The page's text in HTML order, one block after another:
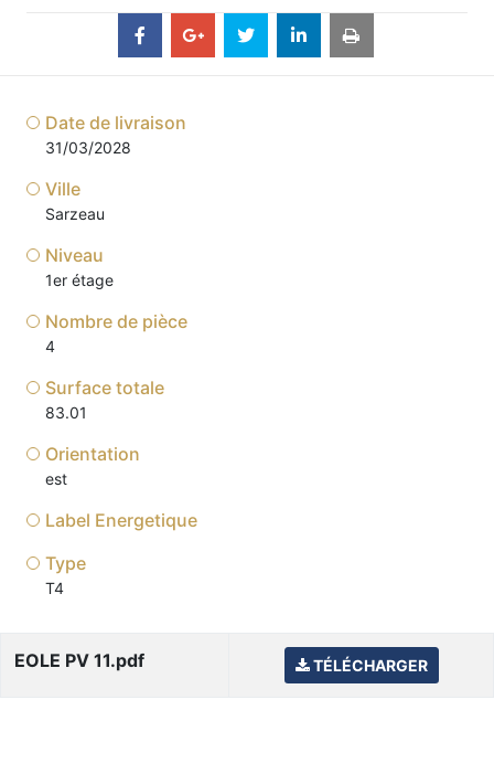
Date de livraison
31/03/2028
Ville
Sarzeau
Niveau
1er étage
Nombre de pièce
4
Surface totale
83.01
Orientation
est
Label Energetique
Type
T4
EOLE PV 11.pdf TÉLÉCHARGER